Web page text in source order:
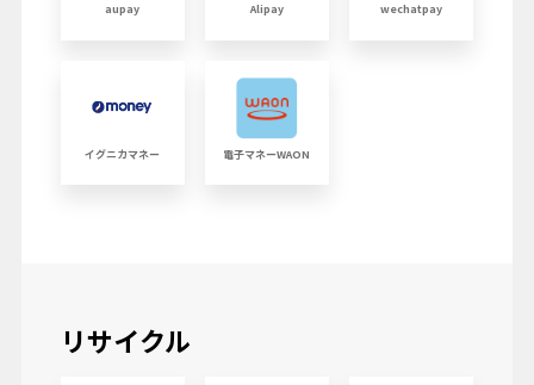
aupay Alipay wechatpay
イグニカマネー 電子マネーWAON
リサイクル